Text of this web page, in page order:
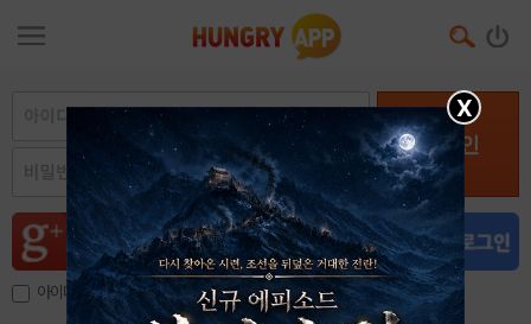
로그인
아이디, 이메일 저장
X